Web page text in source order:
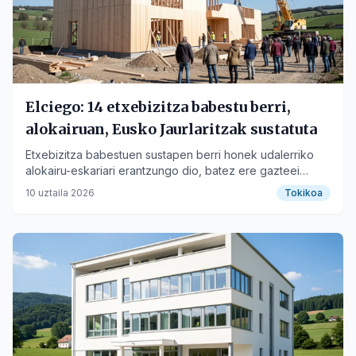
Elciego: 14 etxebizitza babestu berri,
alokairuan, Eusko Jaurlaritzak sustatuta
Etxebizitza babestuen sustapen berri honek udalerriko
alokairu-eskariari erantzungo dio, batez ere gazteei
zuzenduta.
10 uztaila 2026 Tokikoa